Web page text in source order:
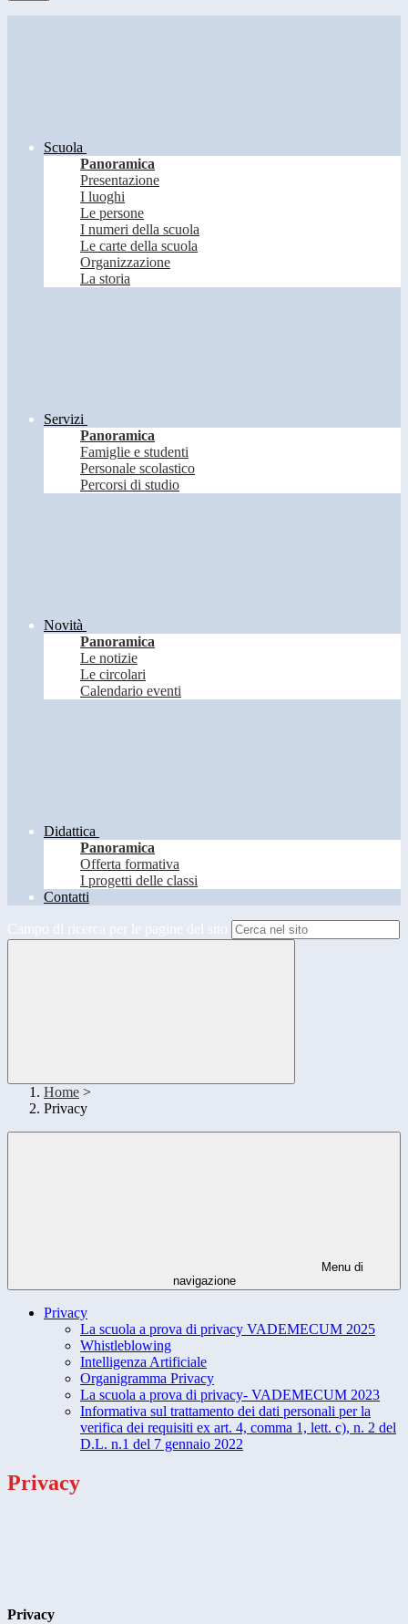
Scuola
Panoramica
Presentazione
I luoghi
Le persone
I numeri della scuola
Le carte della scuola
Organizzazione
La storia
Servizi
Panoramica
Famiglie e studenti
Personale scolastico
Percorsi di studio
Novità
Panoramica
Le notizie
Le circolari
Calendario eventi
Didattica
Panoramica
Offerta formativa
I progetti delle classi
Contatti
Campo di ricerca per le pagine del sito
Home >
Privacy
Menu di
navigazione
Privacy
La scuola a prova di privacy VADEMECUM 2025
Whistleblowing
Intelligenza Artificiale
Organigramma Privacy
La scuola a prova di privacy- VADEMECUM 2023
Informativa sul trattamento dei dati personali per la
verifica dei requisiti ex art. 4, comma 1, lett. c), n. 2 del
D.L. n.1 del 7 gennaio 2022
Privacy
Privacy